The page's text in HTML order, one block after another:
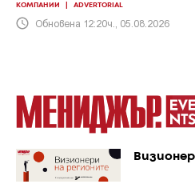
КОМПАНИИ ADVERTORIAL
Обновена 12:20ч., 05.08.2026